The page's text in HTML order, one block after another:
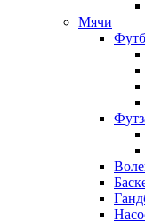
Мячи